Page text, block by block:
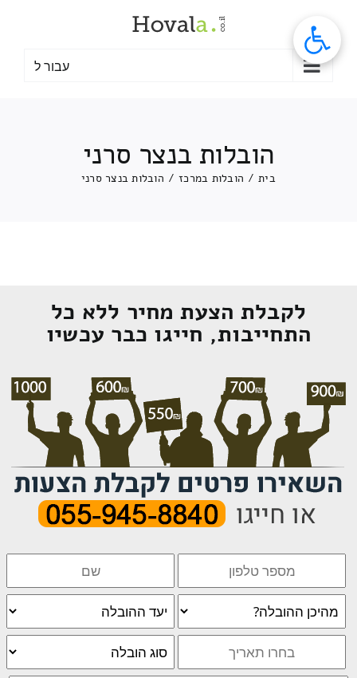
עבור ל
הובלות בנצר סרני
בית / הובלות במרכז / הובלות בנצר סרני
לקבלת הצעת מחיר ללא כל
התחייבות, חייגו כבר עכשיו